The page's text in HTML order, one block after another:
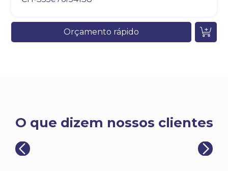
Orçamento rápido
O que dizem nossos clientes